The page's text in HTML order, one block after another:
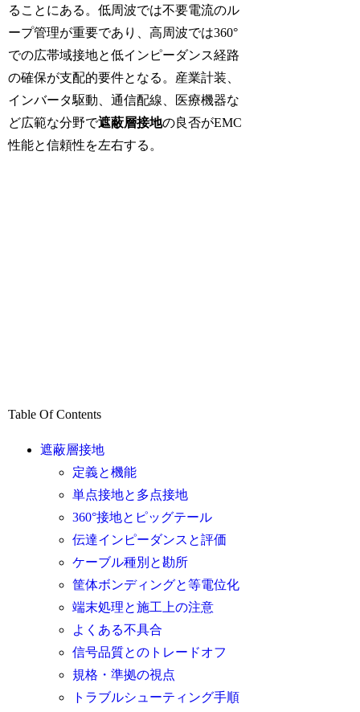
ることにある。低周波では不要電流のル
ープ管理が重要であり、高周波では360°
での広帯域接地と低インピーダンス経路
の確保が支配的要件となる。産業計装、
インバータ駆動、通信配線、医療機器な
ど広範な分野で遮蔽層接地の良否がEMC
性能と信頼性を左右する。
Table Of Contents
遮蔽層接地
定義と機能
単点接地と多点接地
360°接地とピッグテール
伝達インピーダンスと評価
ケーブル種別と勘所
筐体ボンディングと等電位化
端末処理と施工上の注意
よくある不具合
信号品質とのトレードオフ
規格・準拠の視点
トラブルシューティング手順